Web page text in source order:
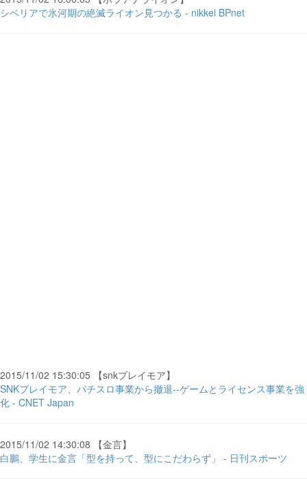
シベリアで氷河期の絶滅ライオン見つかる - nikkei BPnet
2015/11/02 15:30:05 【snkプレイモア】
SNKプレイモア、パチスロ事業から撤退--ゲームとライセンス事業を強
化 - CNET Japan
2015/11/02 14:30:08 【金言】
白鵬、学生に金言「型を持って、型にこだわらず」 - 日刊スポーツ